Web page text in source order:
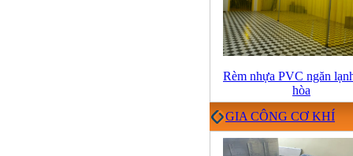
Rèm nhựa PVC ngăn
hòa
GIA CÔNG CƠ KHÍ